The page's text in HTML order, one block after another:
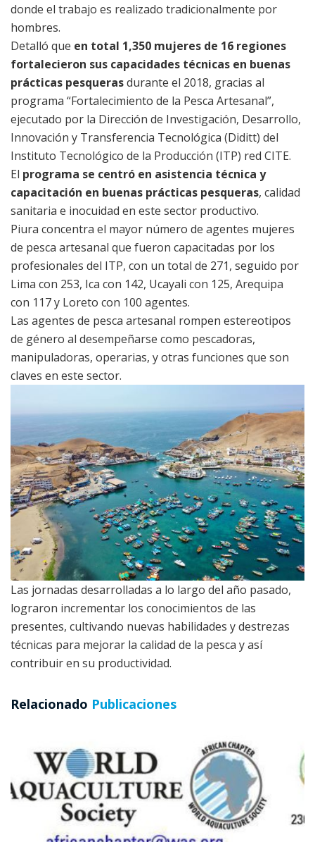
donde el trabajo es realizado tradicionalmente por
hombres.
Detalló que en total 1,350 mujeres de 16 regiones
fortalecieron sus capacidades técnicas en buenas
prácticas pesquerasdurante el 2018, gracias al
programa “Fortalecimiento de la Pesca Artesanal”,
ejecutado por la Dirección de Investigación, Desarrollo,
Innovación y Transferencia Tecnológica (Diditt) del
Instituto Tecnológico de la Producción (ITP) red CITE.
El programa se centró en asistencia técnica y
capacitación en buenas prácticas pesqueras, calidad
sanitaria e inocuidad en este sector productivo.
Piura concentra el mayor número de agentes mujeres
de pesca artesanal que fueron capacitadas por los
profesionales del ITP, con un total de 271, seguido por
Lima con 253, Ica con 142, Ucayali con 125, Arequipa
con 117 y Loreto con 100 agentes.
Las agentes de pesca artesanal rompen estereotipos
de género al desempeñarse como pescadoras,
manipuladoras, operarias, y otras funciones que son
claves en este sector.
Las jornadas desarrolladas a lo largo del año pasado,
lograron incrementar los conocimientos de las
presentes, cultivando nuevas habilidades y destrezas
técnicas para mejorar la calidad de la pesca y así
contribuir en su productividad.
Relacionado Publicaciones